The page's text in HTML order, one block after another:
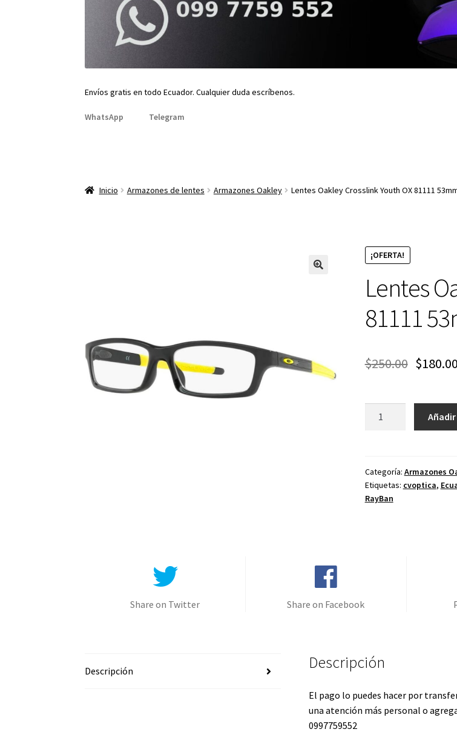
Envíos gratis en todo Ecuador. Cualquier duda escríbenos.
WhatsApp Telegram
Inicio Armazones de lentes Armazones Oakley Lentes Oakley Crosslink Youth OX 81111
¡OFERTA!
Lentes
81111
$250.00 $180.00
OX
81111
53mm
Categoría: Armazones
Etiquetas: cvoptica,
RayBan
Share on Twitter Share on Facebook
Descripción Descripción
El pago lo puedes hacer por
una atención más personal o
0997759552